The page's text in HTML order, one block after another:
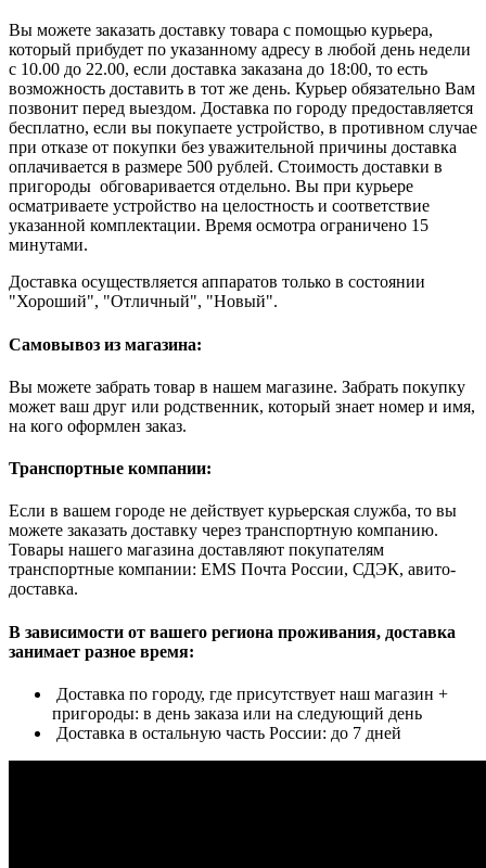
Вы можете заказать доставку товара с помощью курьера,
который прибудет по указанному адресу в любой день недели
с 10.00 до 22.00, если доставка заказана до 18:00, то есть
возможность доставить в тот же день. Курьер обязательно Вам
позвонит перед выездом. Доставка по городу предоставляется
бесплатно, если вы покупаете устройство, в противном случае
при отказе от покупки без уважительной причины доставка
оплачивается в размере 500 рублей. Стоимость доставки в
пригороды обговаривается отдельно. Вы при курьере
осматриваете устройство на целостность и соответствие
указанной комплектации. Время осмотра ограничено 15
минутами.
Доставка осуществляется аппаратов только в состоянии
"Хороший", "Отличный", "Новый".
Самовывоз из магазина:
Вы можете забрать товар в нашем магазине. Забрать покупку
может ваш друг или родственник, который знает номер и имя,
на кого оформлен заказ.
Транспортные компании:
Если в вашем городе не действует курьерская служба, то вы
можете заказать доставку через транспортную компанию.
Товары нашего магазина доставляют покупателям
транспортные компании: EMS Почта России, СДЭК, авито-
доставка.
В зависимости от вашего региона проживания, доставка
занимает разное время:
Доставка по городу, где присутствует наш магазин +
пригороды: в день заказа или на следующий день
Доставка в остальную часть России: до 7 дней